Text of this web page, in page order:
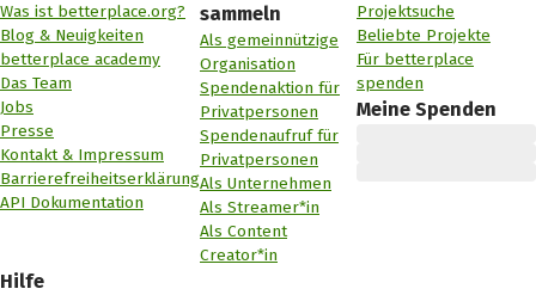
Was ist betterplace.org?
Blog & Neuigkeiten
betterplace academy
Das Team
Jobs
Presse
Kontakt & Impressum
Barrierefreiheitserklärung
API Dokumentation
sammeln
Als gemeinnützige
Organisation
Spendenaktion für
Privatpersonen
Spendenaufruf für
Privatpersonen
Als Unternehmen
Als Streamer*in
Als Content
Creator*in
Projektsuche
Beliebte Projekte
Für betterplace
spenden
Meine Spenden
Hilfe